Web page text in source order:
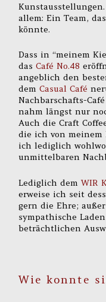
allem: Ein Team,
könnte.
Dass in “meinem
dasCafé No.48
angeblich den
demCasual Café
Nachbarschafts-
nahm längst nur
Auch die Craft
die ich von meinem
ich lediglich
unmittelbaren
Lediglich demWIR
erweise ich seit
gern die Ehre;
sympathische
beträchtlichen
Wie konnte